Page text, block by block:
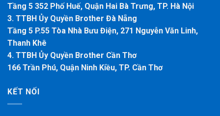
Tầng 5 352 Phố Huế, Quận Hai Bà Trưng, TP. Hà Nội
3. TTBH Ủy Quyền Brother Đà Nẵng
Tầng 5 P.55 Tòa Nhà Bưu Điện, 271 Nguyễn Văn Linh,
Thanh Khê
4. TTBH Ủy Quyền Brother Cần Thơ
166 Trần Phú, Quận Ninh Kiều, TP. Cần Thơ
KẾT NỐI